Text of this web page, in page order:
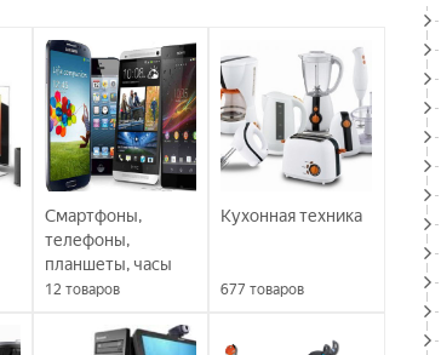
Смартфоны,
телефоны,
планшеты, часы
12 товаров
Кухонная техника
677 товаров